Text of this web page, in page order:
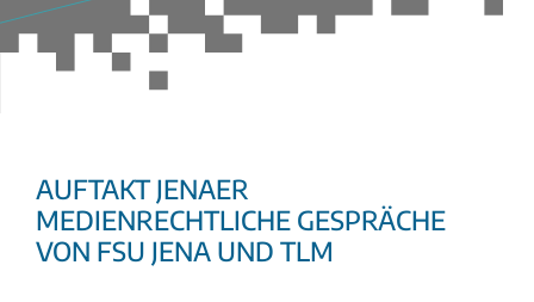
AUFTAKT JENAER
MEDIENRECHTLICHE GESPRÄCHE
VON FSU JENA UND TLM